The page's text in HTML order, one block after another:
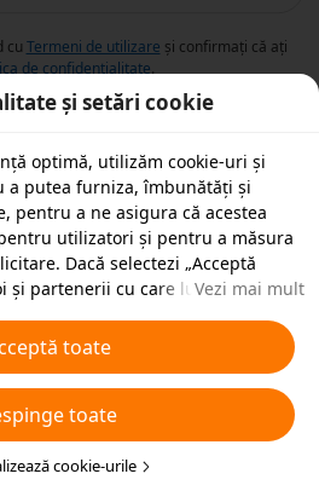
cu Termeni de utilizare și confirmați că ați
de confidențialitate.
și setări cookie
optimă, utilizăm cookie-uri și
putea furniza, îmbunătăți și
pentru a ne asigura că acestea
utilizatori și pentru a măsura
Dacă selectezi „Acceptă
și partenerii cu care lucrăm să
poți „Respinge toate”
poți alege ce tipuri de cookie-uri
printr-un clic mai jos pe
sau în orice moment în setările de
multe detalii, veziPolitica noastră
similare .
Vezi mai mult
toate
toate
cookie-urile